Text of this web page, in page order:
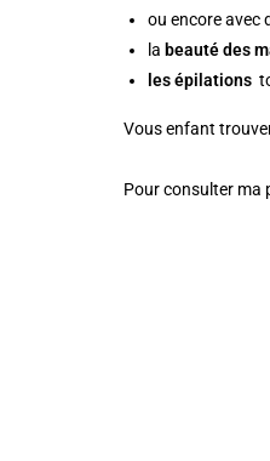
ou encore avec
la beauté des
les épilations
Vous enfant
Pour consulter ma